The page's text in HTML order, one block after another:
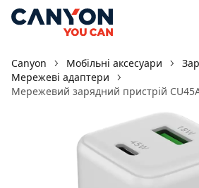
Canyon Мобільні аксесуари
Мережеві адаптери
Мережевий зарядний пристрій